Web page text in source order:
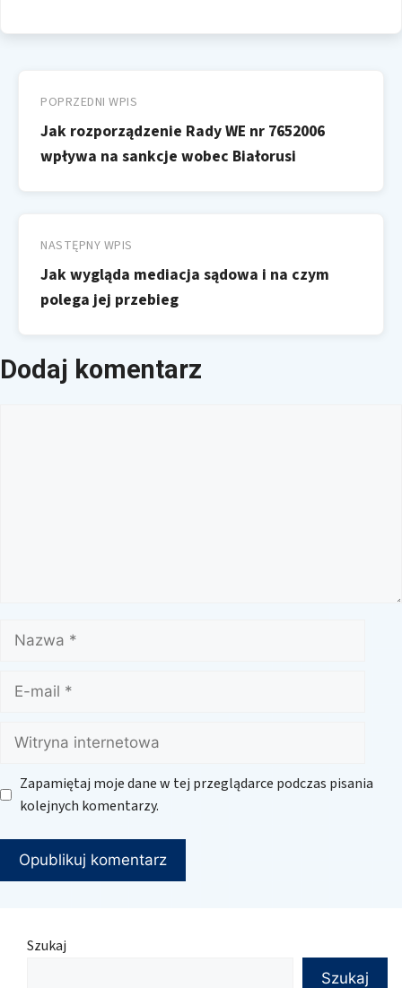
wpisu
POPRZEDNI WPIS
Jak rozporządzenie Rady WE nr 7652006
wpływa na sankcje wobec Białorusi
NASTĘPNY WPIS
Jak wygląda mediacja sądowa i na czym
polega jej przebieg
Dodaj komentarz
Nazwa
mail
Witryna
internetowa
Zapamiętaj moje dane w tej przeglądarce podczas pisania
kolejnych komentarzy.
Szukaj
Szukaj